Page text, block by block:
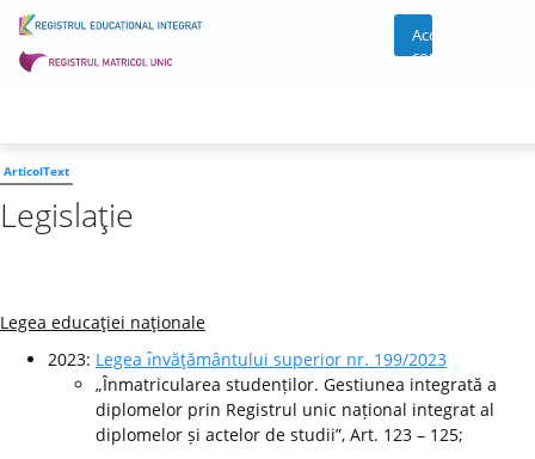
Acces
cont
ArticolText
Legislaţie
Legea educaţiei naţionale
2023: Legea ı̂nvăţământului superior nr. 199/2023
„Înmatricularea studenților. Gestiunea integrată a
diplomelor prin Registrul unic național integrat al
diplomelor și actelor de studii”, Art. 123 – 125;